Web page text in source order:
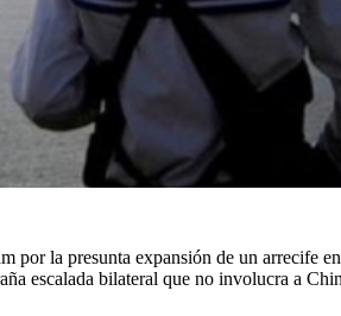
por la presunta expansión de un arrecife
escalada bilateral que no involucra a